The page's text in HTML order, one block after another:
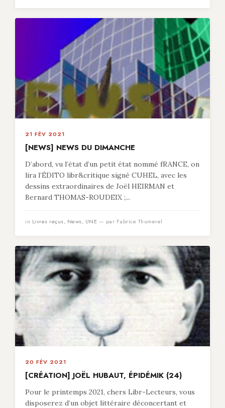
21 FÉV 2021
[NEWS] NEWS DU DIMANCHE
D’abord, vu l’état d’un petit état nommé fRANCE, on
lira l’ÉDITO libr&critique signé CUHEL, avec les
dessins extraordinaires de Joël HEIRMAN et
Bernard THOMAS-ROUDEIX ;...
in Livres reçus, News, UNE — par Fabrice Thumerel
20 FÉV 2021
[CRÉATION] JOËL HUBAUT, ÉPIDÉMIK (24)
Pour le printemps 2021, chers Libr-Lecteurs, vous
disposerez d’un objet littéraire déconcertant et